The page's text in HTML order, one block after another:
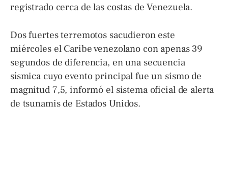
registrado cerca de las costas de Venezuela.
Dos fuertes terremotos sacudieron este
miércoles el Caribe venezolano con apenas 39
segundos de diferencia, en una secuencia
sísmica cuyo evento principal fue un sismo de
magnitud 7,5, informó el sistema oficial de alerta
de tsunamis de Estados Unidos.